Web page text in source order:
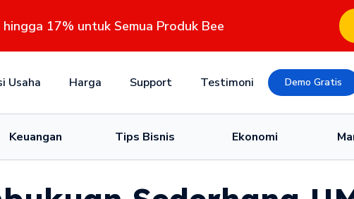
17% untuk Semua Produk Bee
Usaha Harga Support Testimoni Demo Gratis
Keuangan Tips Bisnis Ekonomi